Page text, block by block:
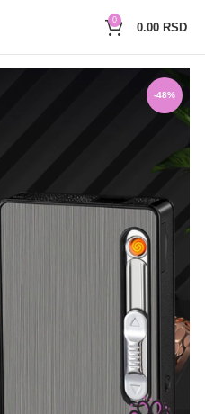
0
0.00 RSD
-48%